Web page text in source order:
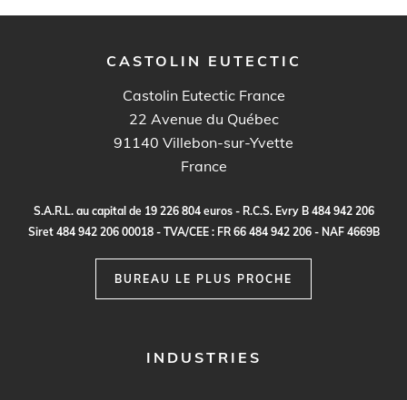
CASTOLIN EUTECTIC
Castolin Eutectic France
22 Avenue du Québec
91140 Villebon-sur-Yvette
France
S.A.R.L. au capital de 19 226804 euros - R.C.S. Evry B 484942206
Siret 484 942206 00018 - TVA/CEE : FR 66484 942206 - NAF 4669B
BUREAU LE PLUS PROCHE
INDUSTRIES